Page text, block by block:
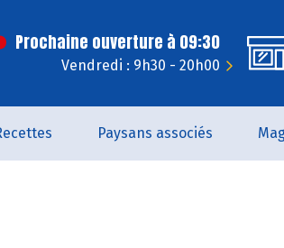
Prochaine ouverture à 09:30
Vendredi : 9h30 - 20h00
Paysans associés